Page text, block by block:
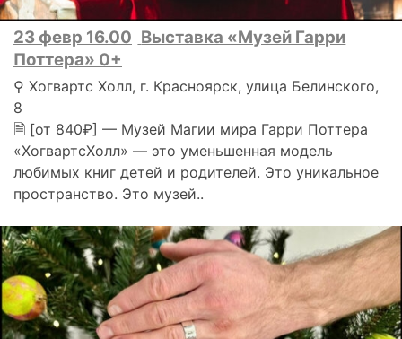
23 февр 16.00 Выставка «Музей Гарри
Поттера» 0+
⚲ Хогвартс Холл, г. Красноярск, улица Белинского,
8
🗎 [от 840₽] — Музей Магии мира Гарри Поттера
«ХогвартсХолл» — это уменьшенная модель
любимых книг детей и родителей. Это уникальное
пространство. Это музей..